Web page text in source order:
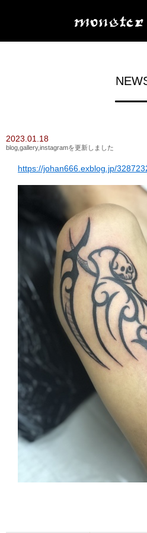
2023.01.18
blog,gallery,instagramを更新しました
https://johan666.exblog.jp/